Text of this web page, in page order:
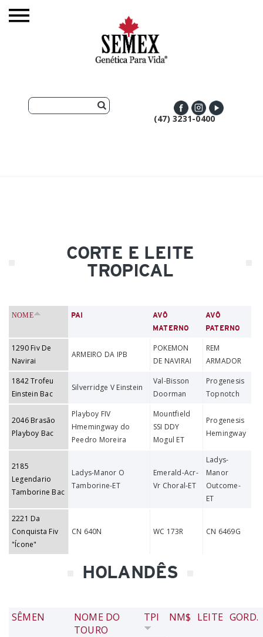
(47) 3231-0400
CORTE E LEITE
TROPICAL
NOME PAI
AVÔ
MATERNO
AVÔ
PATERNO
1290 Fiv De
Navirai
ARMEIRO DA IPB
POKEMON
DE NAVIRAI
REM
ARMADOR
1842 Trofeu
Einstein Bac
Silverridge V Einstein
Val-Bisson
Doorman
Progenesis
Topnotch
2046 Brasão
Playboy Bac
Playboy FIV
Hmemingway do
Peedro Moreira
Mountfield
SSI DDY
Mogul ET
Progenesis
Hemingway
2185
Legendario
Tamborine Bac
Ladys-Manor O
Tamborine-ET
Emerald-Acr-
Vr Choral-ET
Ladys-
Manor
Outcome-
ET
2221 Da
Conquista Fiv
"Ícone"
CN 640N WC 173R CN 6469G
HOLANDÊS
SÊMEN
NOME DO
TOURO
TPI NM$ LEITE GORD.